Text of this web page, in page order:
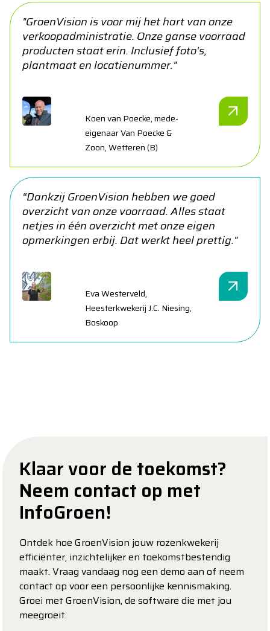
"GroenVision is voor mij het hart van onze
verkoopadministratie. Onze ganse voorraad
producten staat erin. Inclusief foto's,
plantmaat en locatienummer."
Koen van Poecke, mede-
eigenaar Van Poecke &
Zoon, Wetteren (B)
“Dankzij GroenVision hebben we goed
overzicht van onze voorraad. Alles staat
netjes in één overzicht met onze eigen
opmerkingen erbij. Dat werkt heel prettig."
Eva Westerveld,
Heesterkwekerij J.C. Niesing,
Boskoop
Klaar voor de toekomst?
Neem contact op met
InfoGroen!
Ontdek hoe GroenVision jouw rozenkwekerij
efficiënter, inzichtelijker en toekomstbestendig
maakt. Vraag vandaag nog een demo aan of neem
contact op voor een persoonlijke kennismaking.
Groei met GroenVision, de software die met jou
meegroeit.